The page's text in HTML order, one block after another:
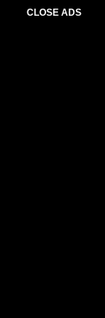
CLOSE ADS